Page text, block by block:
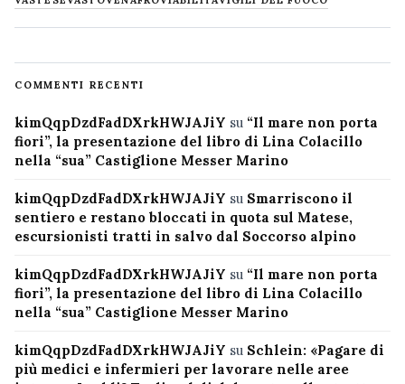
COMMENTI RECENTI
kimQqpDzdFadDXrkHWJAJiY su “Il mare non porta
fiori”, la presentazione del libro di Lina Colacillo
nella “sua” Castiglione Messer Marino
kimQqpDzdFadDXrkHWJAJiY su Smarriscono il
sentiero e restano bloccati in quota sul Matese,
escursionisti tratti in salvo dal Soccorso alpino
kimQqpDzdFadDXrkHWJAJiY su “Il mare non porta
fiori”, la presentazione del libro di Lina Colacillo
nella “sua” Castiglione Messer Marino
kimQqpDzdFadDXrkHWJAJiY su Schlein: «Pagare di
più medici e infermieri per lavorare nelle aree